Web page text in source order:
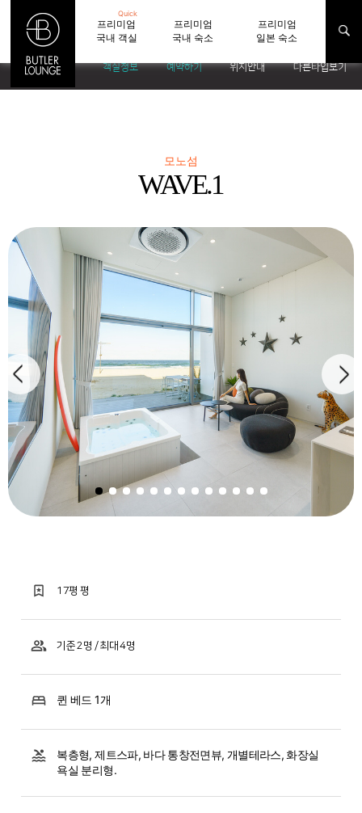
프리미엄
국내 객실
Quick
프리미엄
국내 숙소
프리미엄
일본 숙소
객실정보 예약하기 위치안내 다른타입보기
모노섬
WAVE.1
17평 평
기준 2명 / 최대 4명
퀸 베드 1개
복층형, 제트스파, 바다 통창전면뷰, 개별테라스, 화장실
욕실 분리형.